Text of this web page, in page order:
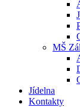
MŠ
Jídelna
Kontakty